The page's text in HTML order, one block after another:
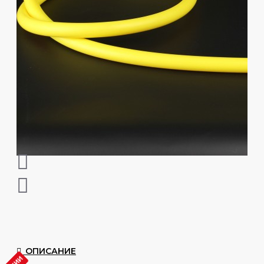
ОПИСАНИЕ